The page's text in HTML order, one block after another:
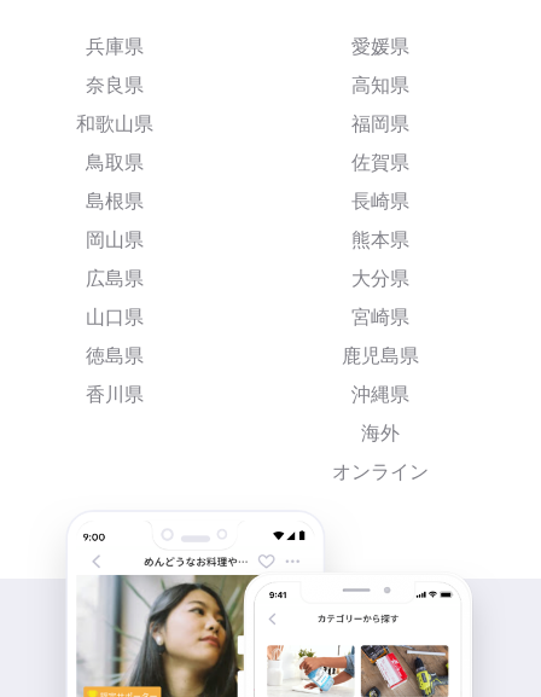
兵庫県
奈良県
和歌山県
鳥取県
島根県
岡山県
広島県
山口県
徳島県
香川県
愛媛県
高知県
福岡県
佐賀県
長崎県
熊本県
大分県
宮崎県
鹿児島県
沖縄県
海外
オンライン